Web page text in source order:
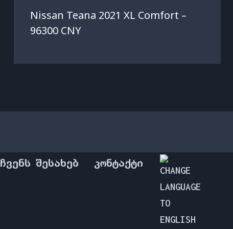
Nissan Teana 2021 XL Comfort –
96300 CNY
ᲩᲕᲔᲜᲡ ᲨᲔᲡᲐᲮᲔᲑ ᲙᲝᲜᲢᲐᲥᲢᲘ